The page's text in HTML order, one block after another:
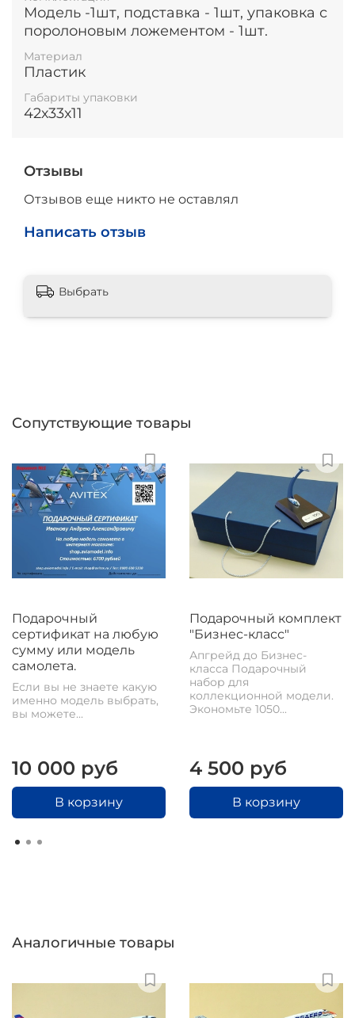
Модель -1шт, подставка - 1шт, упаковка с
поролоновым ложементом - 1шт.
Материал
Пластик
Габариты упаковки
42х33х11
Отзывы
Отзывов еще никто не оставлял
Написать отзыв
Выбрать
Сопутствующие товары
Подарочный
сертификат на любую
сумму или модель
самолета.
Если вы не знаете какую
именно модель выбрать,
вы можете...
10 000 руб
В корзину
Подарочный комплект
"Бизнес-класс"
Апгрейд до Бизнес-
класса Подарочный
набор для
коллекционной модели.
Экономьте 1050...
4 500 руб
В корзину
Аналогичные товары